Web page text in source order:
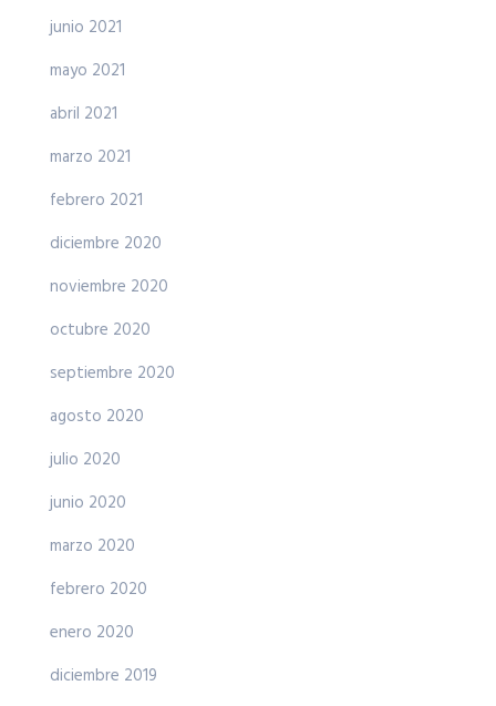
junio 2021
mayo 2021
abril 2021
marzo 2021
febrero 2021
diciembre 2020
noviembre 2020
octubre 2020
septiembre 2020
agosto 2020
julio 2020
junio 2020
marzo 2020
febrero 2020
enero 2020
diciembre 2019